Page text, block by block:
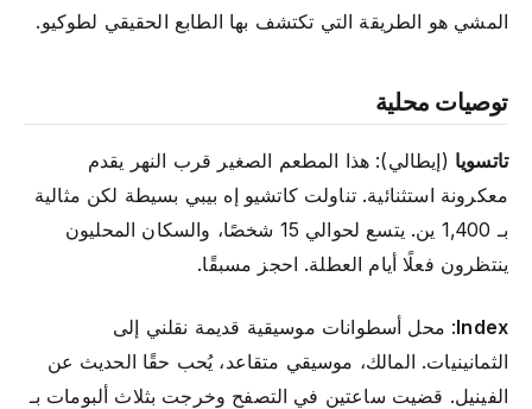
المشي هو الطريقة التي تكتشف بها الطابع الحقيقي لطوكيو.
توصيات محلية
تاتسويا (إيطالي): هذا المطعم الصغير قرب النهر يقدم
معكرونة استثنائية. تناولت كاتشيو إه بيبي بسيطة لكن مثالية
بـ 1,400 ين. يتسع لحوالي 15 شخصًا، والسكان المحليون
ينتظرون فعلًا أيام العطلة. احجز مسبقًا.
Index: محل أسطوانات موسيقية قديمة نقلني إلى
الثمانينيات. المالك، موسيقي متقاعد، يُحب حقًا الحديث عن
الفينيل. قضيت ساعتين في التصفح وخرجت بثلاث ألبومات بـ